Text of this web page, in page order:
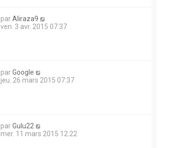
parAliraza9
ven. 3 avr. 2015 07:37
parGoogle
jeu. 26 mars 2015 07:37
parGulu22
mer. 11 mars 2015 12:22